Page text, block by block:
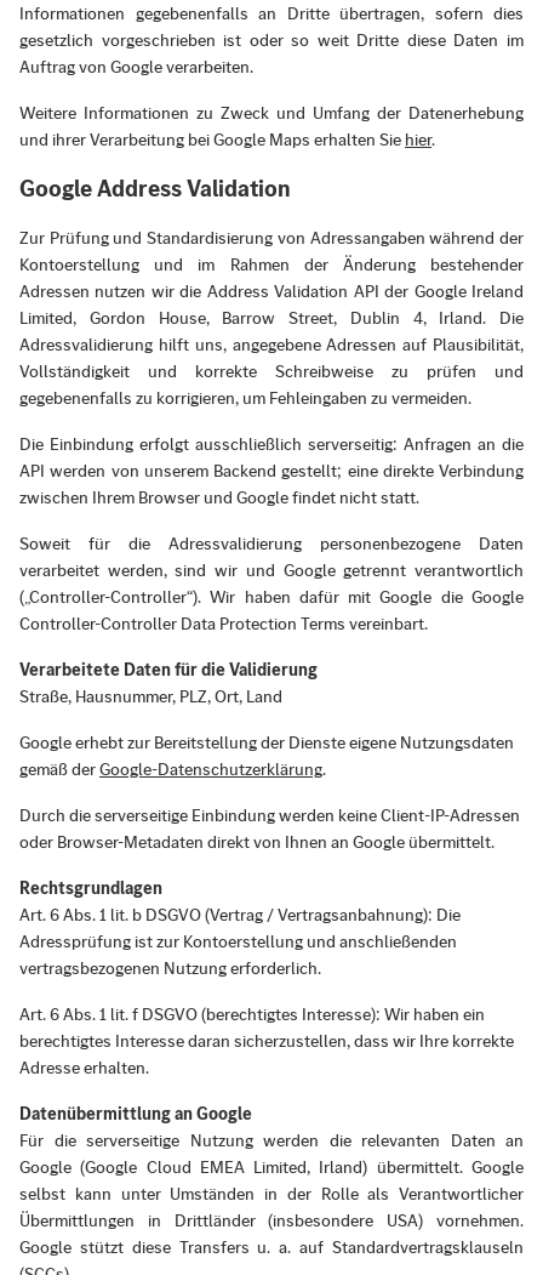
Informationen gegebenenfalls an Dritte übertragen, sofern dies
gesetzlich vorgeschrieben ist oder so weit Dritte diese Daten im
Auftrag von Google verarbeiten.
Weitere Informationen zu Zweck und Umfang der Datenerhebung
und ihrer Verarbeitung bei Google Maps erhalten Sie hier.
Google Address Validation
Zur Prüfung und Standardisierung von Adressangaben während der
Kontoerstellung und im Rahmen der Änderung bestehender
Adressen nutzen wir die Address Validation API der Google Ireland
Limited, Gordon House, Barrow Street, Dublin 4, Irland. Die
Adressvalidierung hilft uns, angegebene Adressen auf Plausibilität,
Vollständigkeit und korrekte Schreibweise zu prüfen und
gegebenenfalls zu korrigieren, um Fehleingaben zu vermeiden.
Die Einbindung erfolgt ausschließlich serverseitig: Anfragen an die
API werden von unserem Backend gestellt; eine direkte Verbindung
zwischen Ihrem Browser und Google findet nicht statt.
Soweit für die Adressvalidierung personenbezogene Daten
verarbeitet werden, sind wir und Google getrennt verantwortlich
(„Controller‑Controller“). Wir haben dafür mit Google die Google
Controller‑Controller Data Protection Terms vereinbart.
Verarbeitete Daten für die Validierung
Straße, Hausnummer, PLZ, Ort, Land
Google erhebt zur Bereitstellung der Dienste eigene Nutzungsdaten
gemäß derGoogle‑Datenschutzerklärung.
Durch die serverseitige Einbindung werden keine Client‑IP‑Adressen
oder Browser‑Metadaten direkt von Ihnen an Google übermittelt.
Rechtsgrundlagen
Art. 6 Abs. 1 lit. b DSGVO (Vertrag / Vertragsanbahnung): Die
Adressprüfung ist zur Kontoerstellung und anschließenden
vertragsbezogenen Nutzung erforderlich.
Art. 6 Abs. 1 lit. f DSGVO (berechtigtes Interesse): Wir haben ein
berechtigtes Interesse daran sicherzustellen, dass wir Ihre korrekte
Adresse erhalten.
Datenübermittlung an Google
Für die serverseitige Nutzung werden die relevanten Daten an
Google (Google Cloud EMEA Limited, Irland) übermittelt. Google
selbst kann unter Umständen in der Rolle als Verantwortlicher
Übermittlungen in Drittländer (insbesondere USA) vornehmen.
Google stützt diese Transfers u. a. auf Standardvertragsklauseln